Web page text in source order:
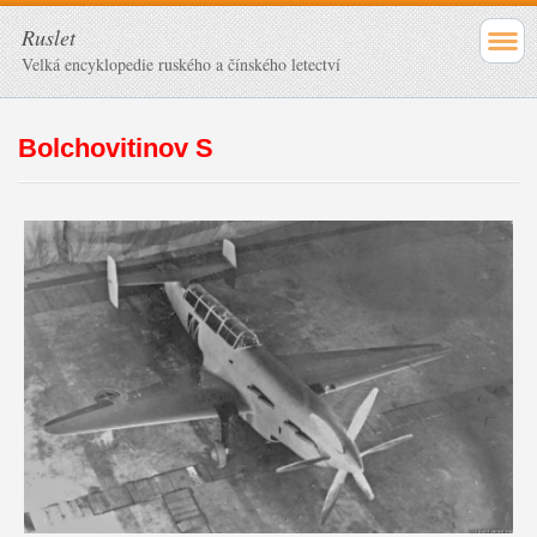
Ruslet
Velká encyklopedie ruského a čínského letectví
Bolchovitinov S